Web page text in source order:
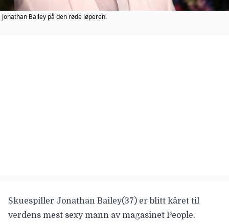
Jonathan Bailey på den røde løperen.
Skuespiller Jonathan Bailey(37) er blitt kåret til
verdens mest sexy mann av magasinet People.